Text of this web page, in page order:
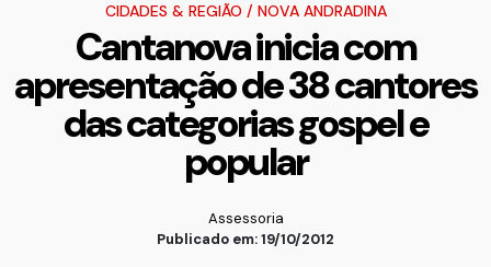
CIDADES & REGIÃO / NOVA ANDRADINA
Cantanova inicia com
apresentação de 38 cantores
das categorias gospel e
popular
Assessoria
Publicado em: 19/10/2012